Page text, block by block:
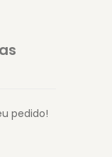
pedido!